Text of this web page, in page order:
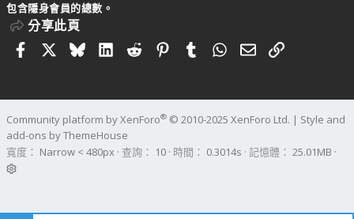
包含隱身會員的總數。
分享此頁
FacebookBlueskyLinkedIn
RedditPinterestTumblrWhatsApp
電子郵件
連結
Community platform by XenForo® © 2010-2025 XenForo Ltd. | Style and
add-ons by ThemeHouse
寬度
查詢 10 時間 0.3014s 記憶體 25.01MB